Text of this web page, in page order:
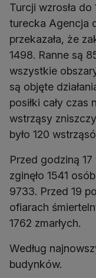
Turcji wzrosła do
turecka Agencja
przekazała, że
1498. Ranne są
wszystkie
są objęte
posiłki cały
wstrząsy
było 120
Przed godziną
zginęło 1541
9733. Przed 19
ofiarach
1762 zmarłych.
Według
budynków.